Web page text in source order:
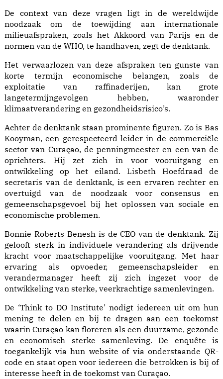
De context van deze vragen ligt in de wereldwijde
noodzaak om de toewijding aan internationale
milieuafspraken, zoals het Akkoord van Parijs en de
normen van de WHO, te handhaven, zegt de denktank.
Het verwaarlozen van deze afspraken ten gunste van
korte termijn economische belangen, zoals de
exploitatie van raffinaderijen, kan grote
langetermijngevolgen hebben, waaronder
klimaatverandering en gezondheidsrisico’s.
Achter de denktank staan prominente figuren. Zo is Bas
Kooyman, een gerespecteerd leider in de commerciële
sector van Curaçao, de penningmeester en een van de
oprichters. Hij zet zich in voor vooruitgang en
ontwikkeling op het eiland. Lisbeth Hoefdraad de
secretaris van de denktank, is een ervaren rechter en
overtuigd van de noodzaak voor consensus en
gemeenschapsgevoel bij het oplossen van sociale en
economische problemen.
Bonnie Roberts Benesh is de CEO van de denktank. Zij
gelooft sterk in individuele verandering als drijvende
kracht voor maatschappelijke vooruitgang. Met haar
ervaring als opvoeder, gemeenschapsleider en
verandermanager heeft zij zich ingezet voor de
ontwikkeling van sterke, veerkrachtige samenlevingen.
De ‘Think to DO Institute’ nodigt iedereen uit om hun
mening te delen en bij te dragen aan een toekomst
waarin Curaçao kan floreren als een duurzame, gezonde
en economisch sterke samenleving. De enquête is
toegankelijk via hun website of via onderstaande QR-
code en staat open voor iedereen die betrokken is bij of
interesse heeft in de toekomst van Curaçao.